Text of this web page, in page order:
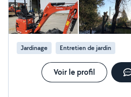
Jardinage Entretien de jardin
Voir le profil